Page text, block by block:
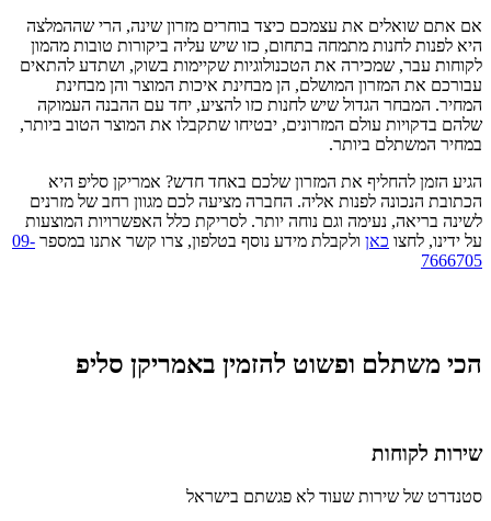
אם אתם שואלים את עצמכם כיצד בוחרים מזרון שינה, הרי שההמלצה
היא לפנות לחנות מתמחה בתחום, כזו שיש עליה ביקורות טובות מהמון
לקוחות עבר, שמכירה את הטכנולוגיות שקיימות בשוק, ושתדע להתאים
עבורכם את המזרון המושלם, הן מבחינת איכות המוצר והן מבחינת
המחיר. המבחר הגדול שיש לחנות כזו להציע, יחד עם ההבנה העמוקה
שלהם בדקויות עולם המזרונים, יבטיחו שתקבלו את המוצר הטוב ביותר,
במחיר המשתלם ביותר.
הגיע הזמן להחליף את המזרון שלכם באחד חדש? אמריקן סליפ היא
הכתובת הנכונה לפנות אליה. החברה מציעה לכם מגוון רחב של מזרנים
לשינה בריאה, נעימה וגם נוחה יותר. לסריקת כלל האפשרויות המוצעות
על ידינו, לחצו כאן ולקבלת מידע נוסף בטלפון, צרו קשר אתנו במספר 09-
7666705
הכי משתלם ופשוט להזמין באמריקן סליפ
שירות לקוחות
סטנדרט של שירות שעוד לא פגשתם בישראל